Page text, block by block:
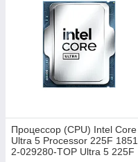
Процессор (CPU) Intel Core
Ultra 5 Processor 225F 1851
2-029280-TOP Ultra 5 225F